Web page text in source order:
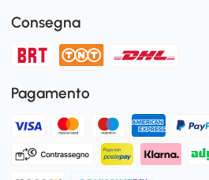
Consegna
Pagamento